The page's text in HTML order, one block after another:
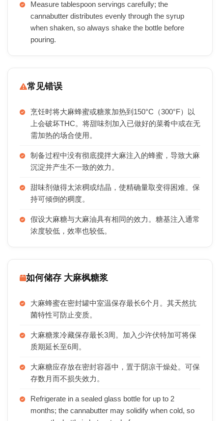
Measure tablespoon servings carefully; the
cannabutter distributes evenly through the syrup
when shaken, so always shake the bottle before
pouring.
常见错误
烹饪时将大麻蜂蜜或糖浆加热到150°C（300°F）以
上会破坏THC。将甜味剂加入已做好的菜肴中或在无
需加热的场合使用。
制备过程中没有彻底搅拌大麻注入的蜂蜜，导致大麻
沉淀并产生不一致的效力。
甜味剂做得太浓稠或结晶，使精确量取变得困难。保
持可倾倒的稠度。
假设大麻糖与大麻油具有相同的效力。糖基注入通常
浓度较低，效率也较低。
如何储存 大麻枫糖浆
大麻蜂蜜在密封罐中室温保存最长6个月。其天然抗
菌特性可防止变质。
大麻糖浆冷藏保存最长3周。加入少许伏特加可将保
质期延长至6周。
大麻糖应存放在密封容器中，置于阴凉干燥处。可保
存数月而不损失效力。
Refrigerate in a sealed glass bottle for up to 2
months; the cannabutter may solidify when cold, so